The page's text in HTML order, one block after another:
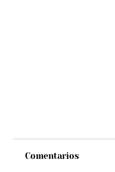
Comentarios